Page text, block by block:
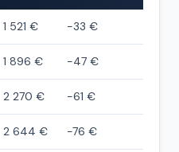
1 521 € -33 €
1 896 € -47 €
2 270 € -61 €
2 644 € -76 €